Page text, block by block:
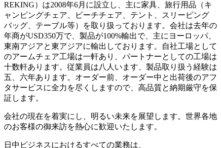
REKING）は2008年6月に設立し、主に家具、旅行用品（キ
ャンピングチェア、ビーチチェア、テント、スリーピング
バッグ、テーブル等）を取り扱っております。会社は去年の
年商がUSD350万で、製品が100%輸出で、主にヨーロッパ、
東南アジアと東アジアに輸出しております。自社工場として
のアームチェア工場は一軒あり、パートナーとしての工場は
十数軒あります。従業員は八人います、製品取り扱う経験は
五、六年あります。オーダー前、オーダー中と出荷後のアフ
タサービスに全力を尽くしますので、高品質と納期厳守を保
証します。
会社の現在を着実にし、明るい未来を展望します。世界各地
のお客様の御来訪を熱心に歓迎いたします。
日中ビジネスにおけるすべての業務は、